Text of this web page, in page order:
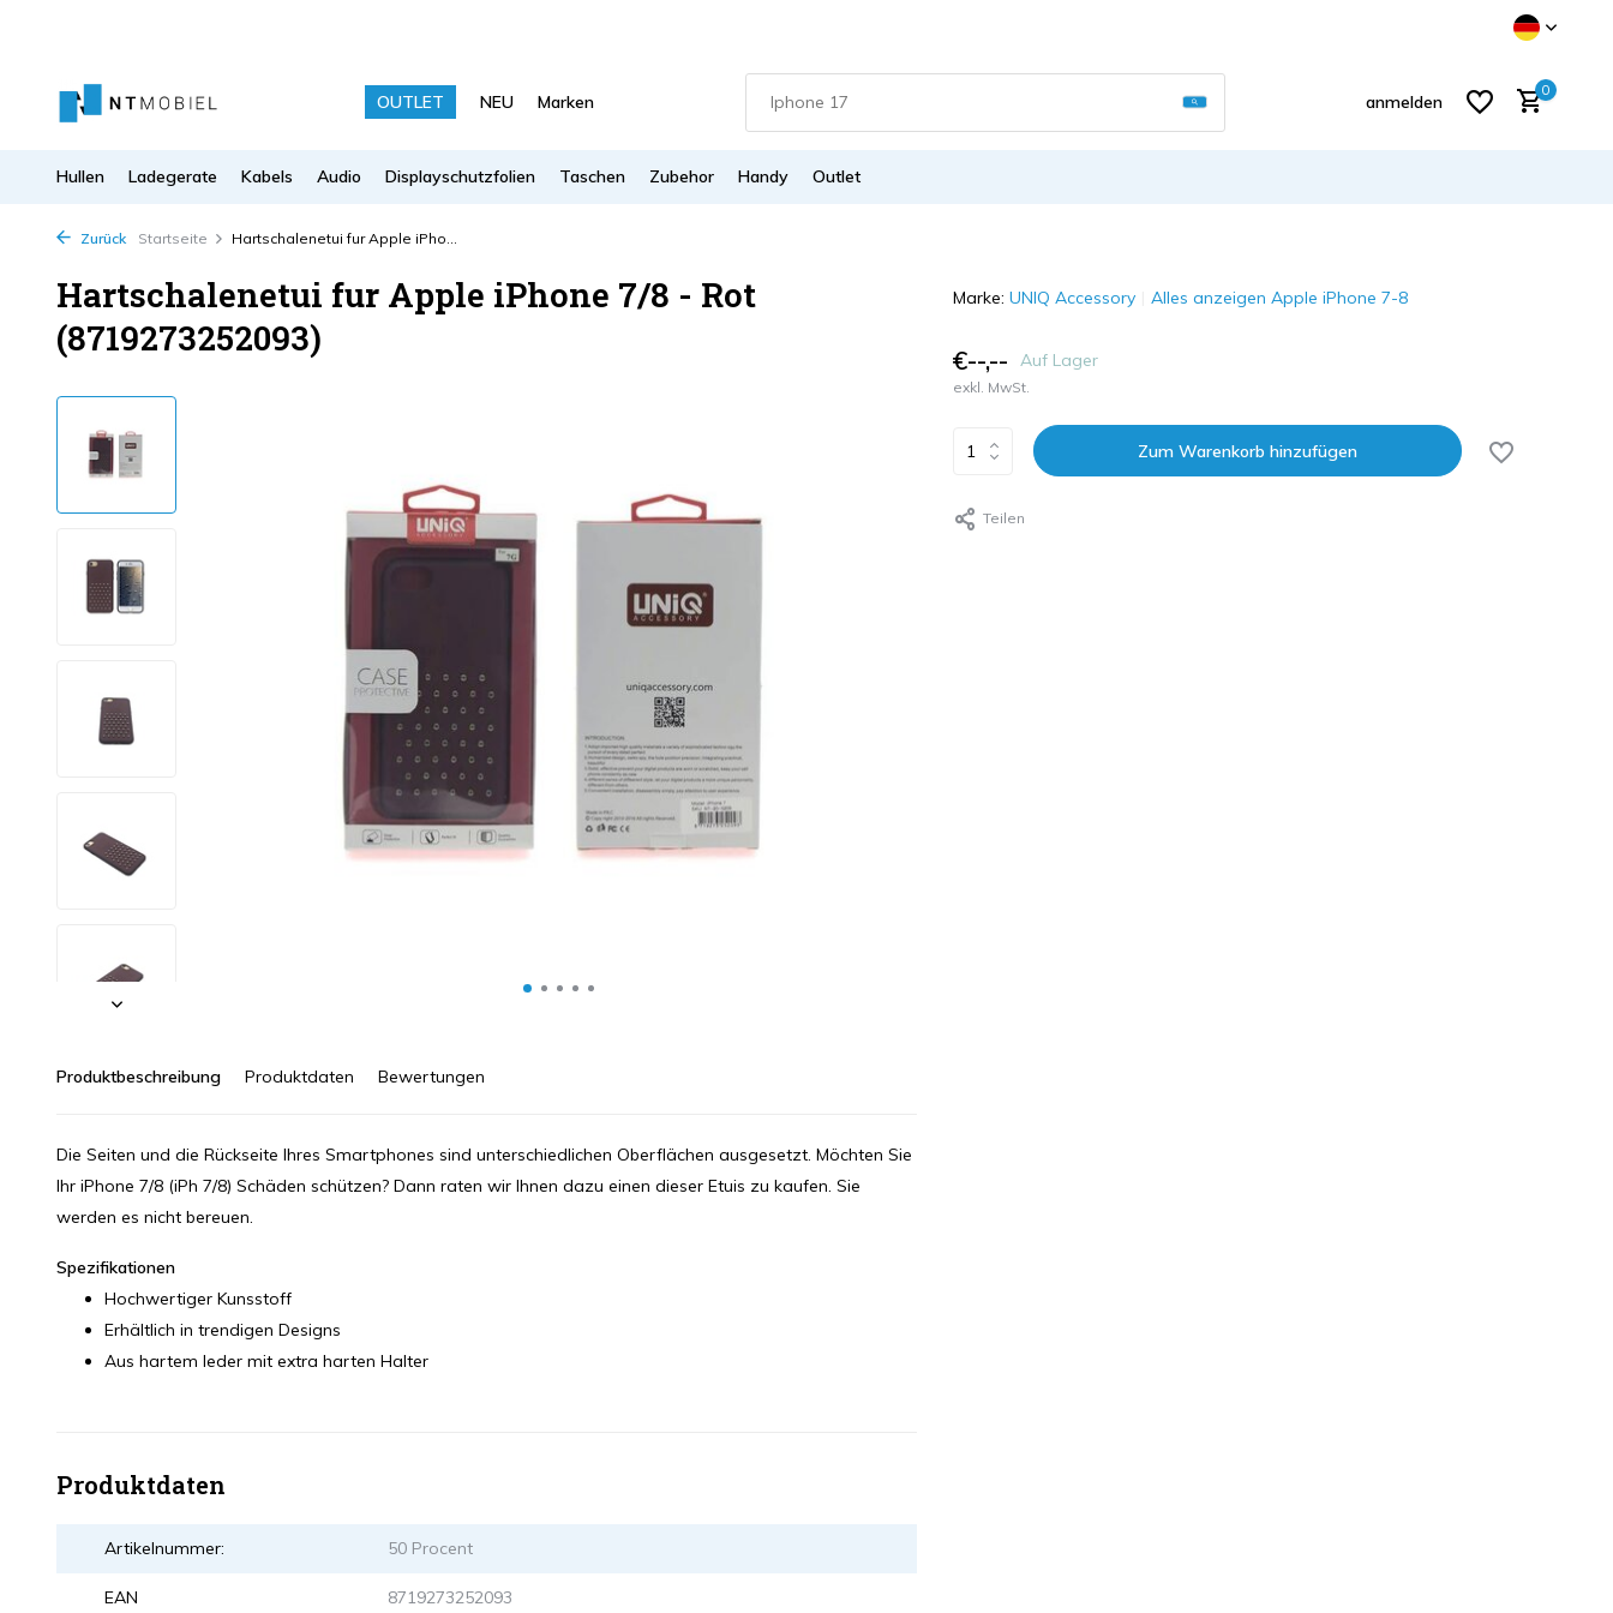
OUTLET NEU Marken
Verwende die Pfeile nach oben und unten, um
anmelden
0
Hullen Ladegerate Kabels Audio Displayschutzfolien Taschen Zubehor Handy Outlet
Zurück Startseite Hartschalenetui fur Apple iPho...
Hartschalenetui fur Apple iPhone 7/8 - Rot
(8719273252093)
Produktbeschreibung Produktdaten Bewertungen
Die Seiten und die Rückseite Ihres Smartphones sind unterschiedlichen Oberflächen ausgesetzt. Möchten Sie
Ihr iPhone 7/8 (iPh 7/8) Schäden schützen? Dann raten wir Ihnen dazu einen dieser Etuis zu kaufen. Sie
werden es nicht bereuen.
Spezifikationen
Hochwertiger Kunsstoff
Erhältlich in trendigen Designs
Aus hartem leder mit extra harten Halter
Produktdaten
Artikelnummer: 50 Procent
EAN 8719273252093
Marke: UNIQ Accessory Alles anzeigen Apple iPhone 7-8
€--,-- Auf Lager
exkl. MwSt.
Zum Warenkorb hinzufügen
Teilen